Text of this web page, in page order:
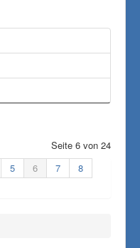
Seite 6 von 24
5 6 7
8